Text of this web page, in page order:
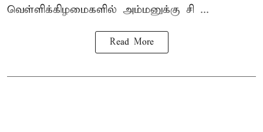
வெள்ளிக்கிழமைகளில் அம்மனுக்கு சி ...
Read More